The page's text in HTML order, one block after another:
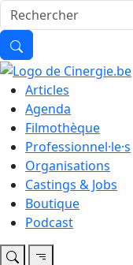
Articles
Agenda
Filmothèque
Professionnel·le·s
Organisations
Castings & Jobs
Boutique
Podcast